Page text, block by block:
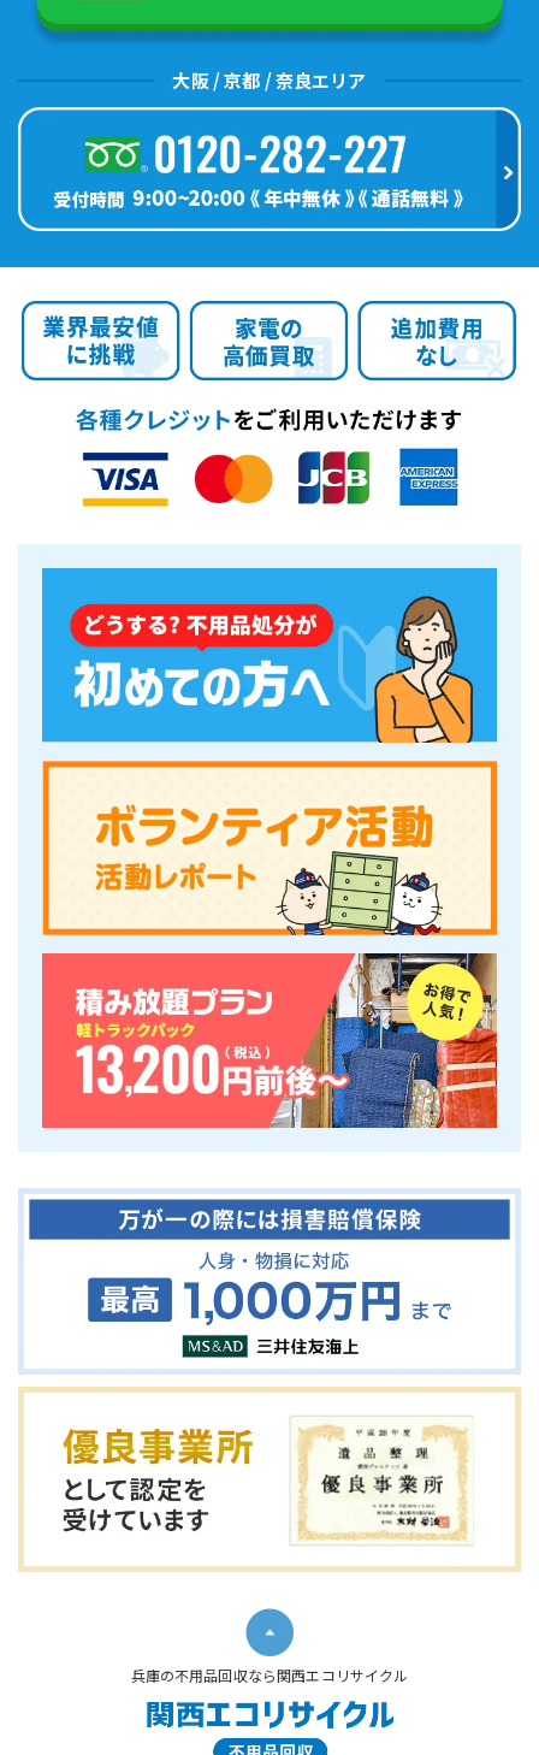
大阪 / 京都 / 奈良エリア
兵庫の不用品回収なら関西エコリサイクル